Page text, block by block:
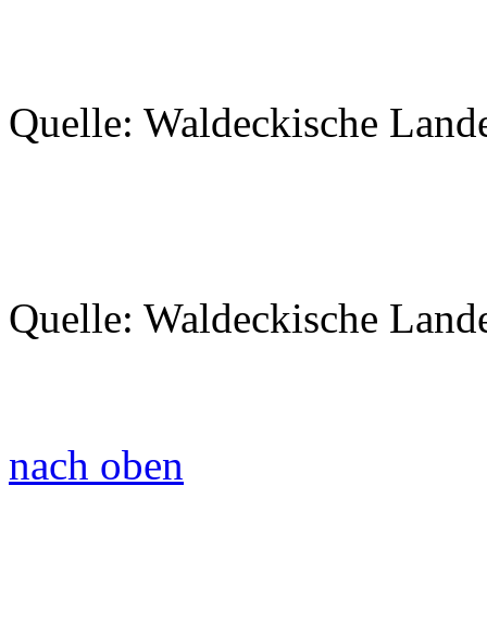
Quelle: Waldeckische
Quelle: Waldeckische
nach oben